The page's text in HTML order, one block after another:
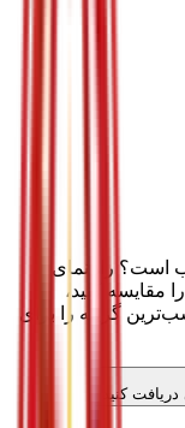
است؟ راهنمای
مقایسه کنید،
گزینه را برای
کنید